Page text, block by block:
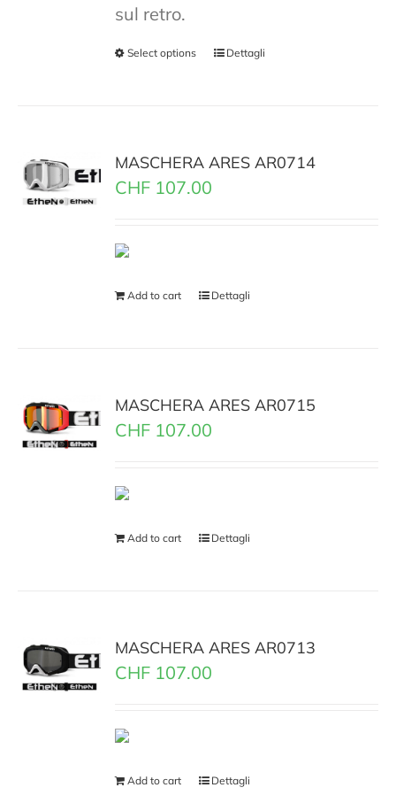
sul retro.
Select options Dettagli
MASCHERA ARES AR0714
CHF 107.00
Add to cart Dettagli
MASCHERA ARES AR0715
CHF 107.00
Add to cart Dettagli
MASCHERA ARES AR0713
CHF 107.00
Add to cart Dettagli